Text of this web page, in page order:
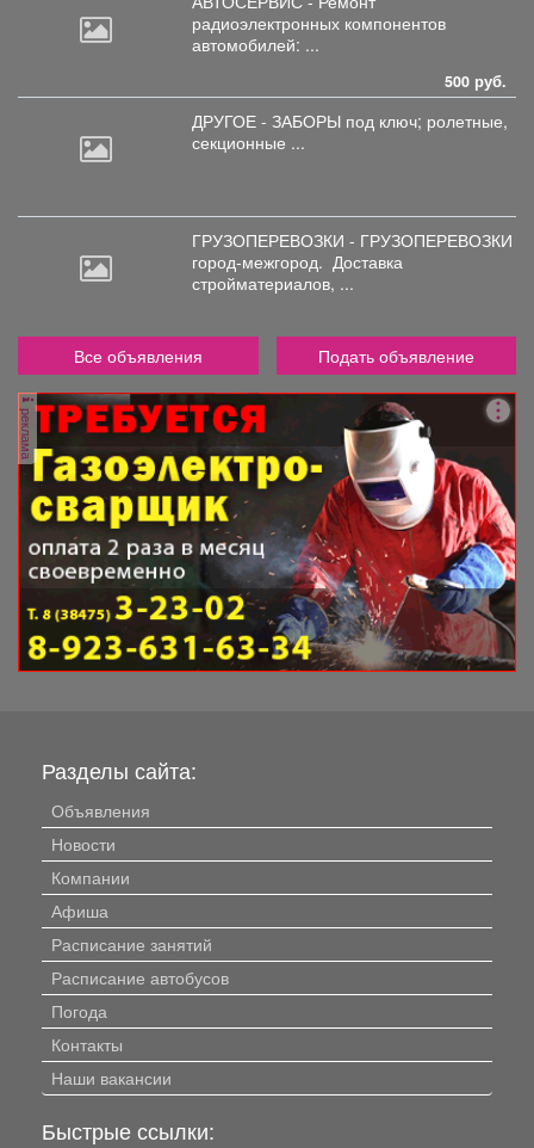
радиоэлектронных компонентов
автомобилей: ...
500 руб.
ДРУГОЕ - ЗАБОРЫ под ключ; ролетные,
секционные ...
ГРУЗОПЕРЕВОЗКИ - ГРУЗОПЕРЕВОЗКИ
город-межгород. Доставка
стройматериалов, ...
Все объявления Подать объявление
реклама
Разделы сайта:
Объявления
Новости
Компании
Афиша
Расписание занятий
Расписание автобусов
Погода
Контакты
Наши вакансии
Быстрые ссылки: